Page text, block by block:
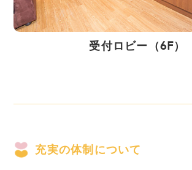
受付ロビー（6F）
充実の体制について